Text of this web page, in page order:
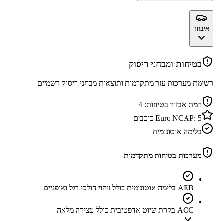
איבזור
בטיחות ומבחני ריסוק
רשימת מערכות עזר מתקדמות ותוצאות מבחני ריסוק רשמיים
רמת אבזור בטיחות: 4
Euro NCAP: 5
כוכבים
בלימה אוטונומית
מערכות בטיחות מתקדמות
AEB בלימה אוטונומית כולל זיהוי הולכי רגל ואופניים
ACC בקרת שיוט אדפטיבית כולל עצירה מלאה